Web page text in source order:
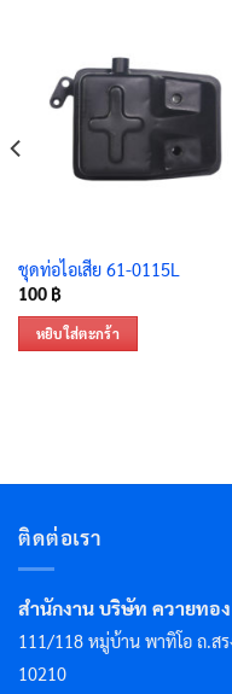
ชุดท่อไอเสีย 61-0115L
100 ฿
หยิบใส่ตะกร้า
ติดต่อเรา
สำนักงาน บริษัท ควายทอ
111/118 หมู่บ้าน พาทิโอ ถ.ส
10210